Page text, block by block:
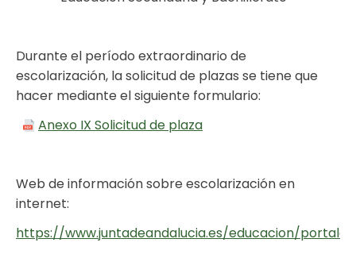
Durante el período extraordinario de
escolarización, la solicitud de plazas se tiene que
hacer mediante el siguiente formulario:
Anexo IX Solicitud de plaza
Web de información sobre escolarización en
internet:
https://www.juntadeandalucia.es/educacion/